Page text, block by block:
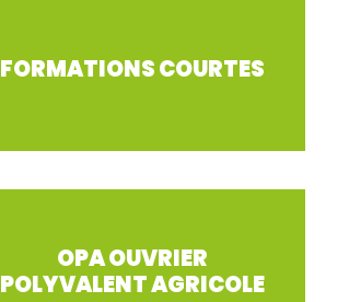
FORMATIONS COURTES
OPA OUVRIER
POLYVALENT AGRICOLE